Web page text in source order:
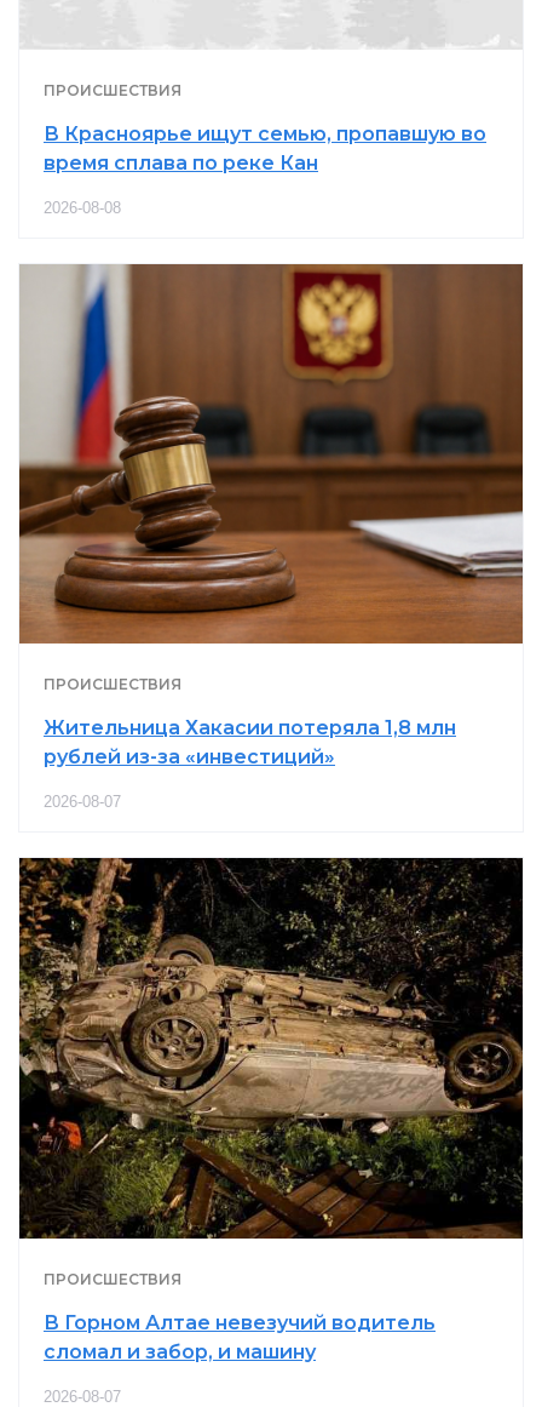
ПРОИСШЕСТВИЯ
В Красноярье ищут семью, пропавшую во
время сплава по реке Кан
2026-08-08
ПРОИСШЕСТВИЯ
Жительница Хакасии потеряла 1,8 млн
рублей из-за «инвестиций»
2026-08-07
ПРОИСШЕСТВИЯ
В Горном Алтае невезучий водитель
сломал и забор, и машину
2026-08-07